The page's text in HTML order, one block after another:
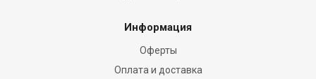
Информация
Оферты
Оплата и доставка